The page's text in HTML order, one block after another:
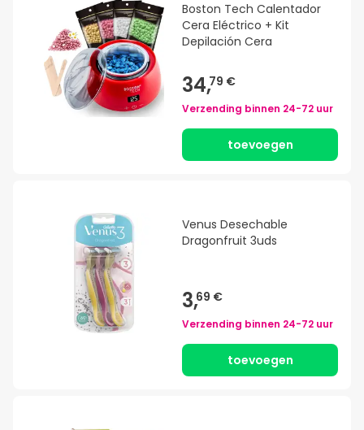
Boston Tech Calentador
Cera Eléctrico + Kit
Depilación Cera
34,79 €
Verzending binnen 24-72 uur
toevoegen
Venus Desechable
Dragonfruit 3uds
3,69 €
Verzending binnen 24-72 uur
toevoegen